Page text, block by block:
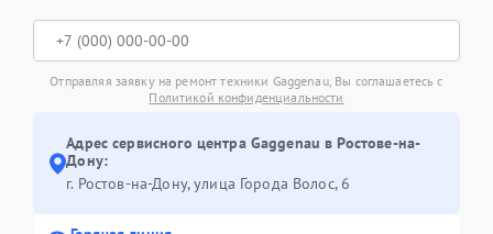
Отправляя заявку на ремонт техники Gaggenau, Вы соглашаетесь с
Политикой конфиденциальности
Адрес сервисного центра Gaggenau в Ростове-на-
Дону:
г. Ростов-на-Дону, улица Города Волос, 6